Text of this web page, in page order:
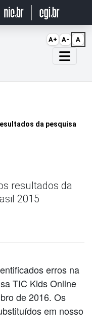
da pesquisa
resultados da
2015
erros na
TIC Kids Online
de 2016. Os
em nosso
A+ A- A